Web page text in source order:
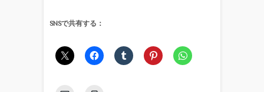
SNSで共有する：